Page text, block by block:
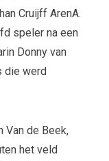
Cruijff ArenA.
speler na een
Donny van
die werd
Van de Beek,
het veld